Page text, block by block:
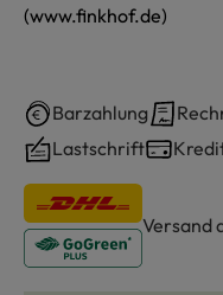
(www.finkhof.de)
Barzahlung
Lastschrift
Versand